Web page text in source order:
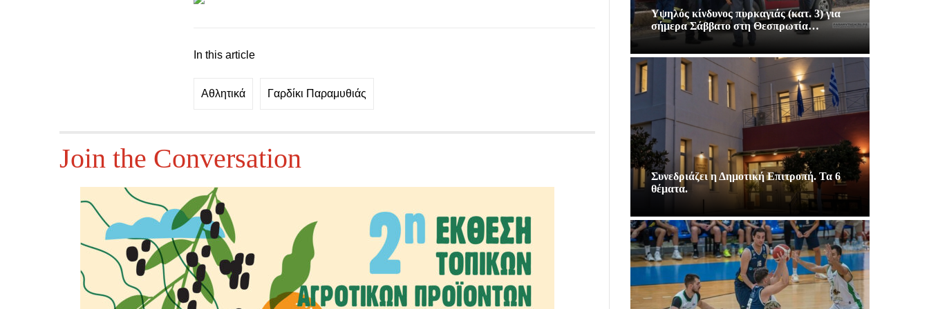
In this article
Αθλητικά Γαρδίκι Παραμυθιάς
Join the Conversation
Υψηλός κίνδυνος πυρκαγιάς (κατ. 3) για
σήμερα Σάββατο στη Θεσπρωτία…
Συνεδριάζει η Δημοτική Επιτροπή. Τα 6
θέματα.